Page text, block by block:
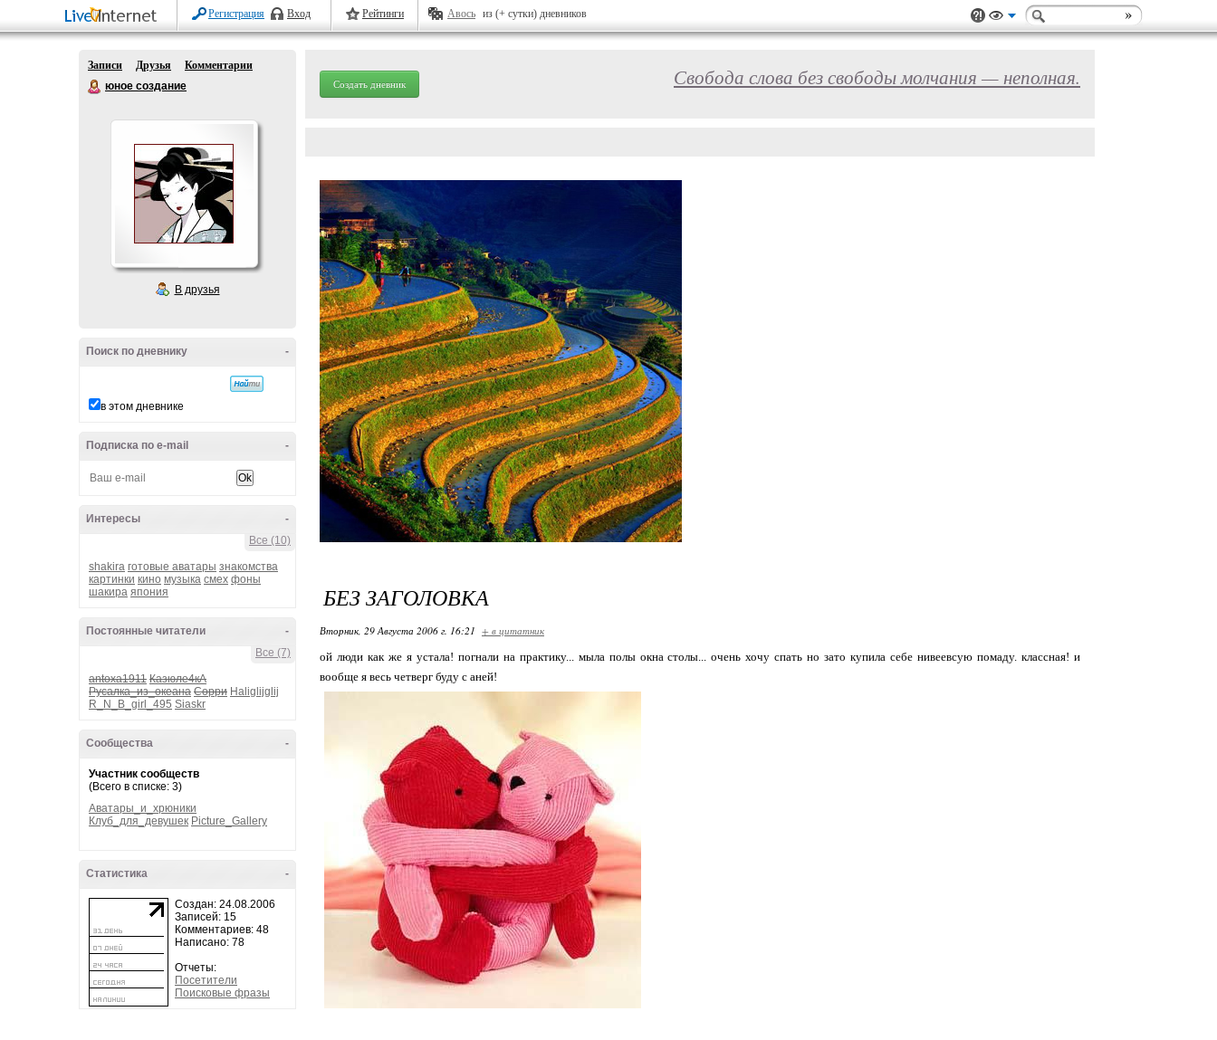
Регистрация Вход Рейтинги Авось из (+ сутки) дневников
Записи Друзья
Комментарии
юное создание
В друзья
-
Поиск по дневнику
в этом дневнике
-
Подписка по e-mail
-
Интересы
Все (10)
shakira готовые аватары знакомства
картинки кино музыка смех фоны
шакира япония
-
Постоянные читатели
Все (7)
antoxa1911 Казюле4кА
Русалка_из_океана Сорри Haliglijglij
R_N_B_girl_495 Siaskr
-
Сообщества
Участник сообществ
(Всего в списке: 3)
Аватары_и_хрюники
Клуб_для_девушек Picture_Gallery
-
Статистика
Создан: 24.08.2006
Записей: 15
Комментариев: 48
Написано: 78
Отчеты:
Посетители
Поисковые фразы
Создать дневник Свобода слова без свободы молчания — неполная.
БЕЗ ЗАГОЛОВКА
Вторник, 29 Августа 2006 г. 16:21 + в цитатник
ой люди как же я устала! погнали на практику... мыла полы окна столы... очень хочу спать но зато купила себе нивеевсую помаду. классная! и
вообще я весь четверг буду с аней!